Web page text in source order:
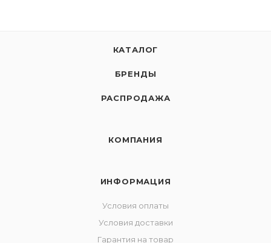
КАТАЛОГ
БРЕНДЫ
РАСПРОДАЖА
КОМПАНИЯ
ИНФОРМАЦИЯ
Условия оплаты
Условия доставки
Гарантия на товар